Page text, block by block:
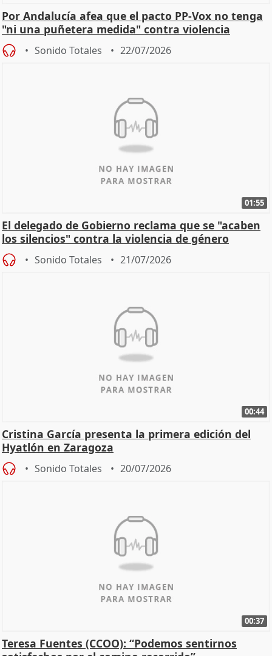
Por Andalucía afea que el pacto PP-Vox no tenga
"ni una puñetera medida" contra violencia
machista
Sonido Totales 22/07/2026
01:55
El delegado de Gobierno reclama que se "acaben
los silencios" contra la violencia de género
Sonido Totales 21/07/2026
00:44
Cristina García presenta la primera edición del
Hyatlón en Zaragoza
Sonido Totales 20/07/2026
00:37
Teresa Fuentes (CCOO): “Podemos sentirnos